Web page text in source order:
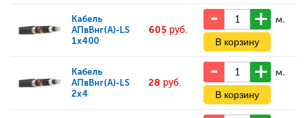
Кабель
АПвВнг(А)-LS
1x400
605 руб.
м.
Кабель
АПвВнг(А)-LS
2x4
28 руб.
м.